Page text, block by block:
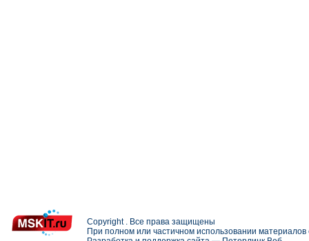
Copyright . Все права защищены
При полном или частичном использовании